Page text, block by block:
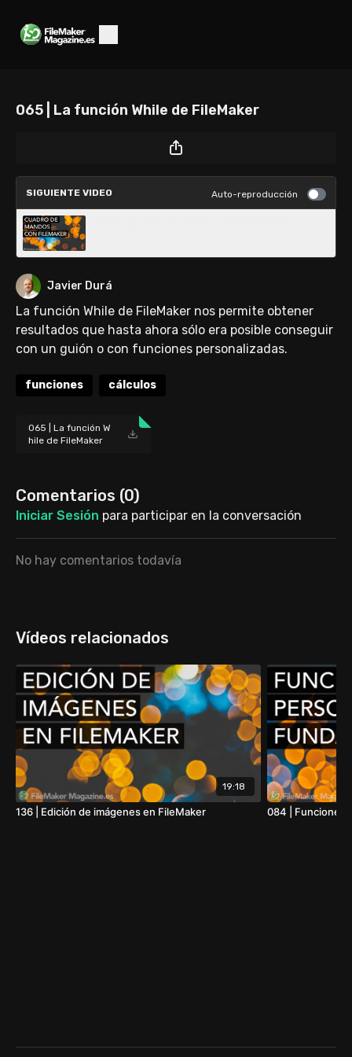
065 | La función While de FileMaker
SIGUIENTE VIDEO Auto-reproducción
Javier Durá
La función While de FileMaker nos permite obtener
resultados que hasta ahora sólo era posible conseguir
con un guión o con funciones personalizadas.
funciones cálculos
065 | La función W
hile de FileMaker
Comentarios (0)
Iniciar Sesión para participar en la conversación
No hay comentarios todavía
Vídeos relacionados
19:18
136 | Edición de imágenes en FileMaker 084 | Funciones